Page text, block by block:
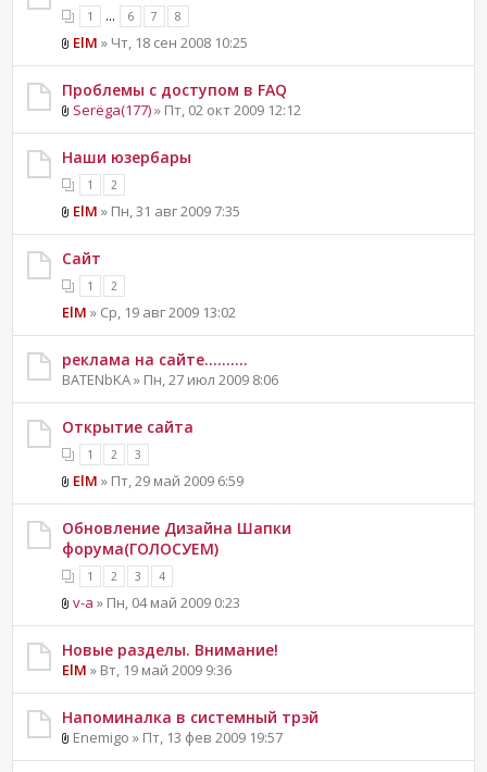
1 ... 6 7 8
ElM » Чт, 18 сен 2008 10:25
Проблемы с доступом в FAQ
Serёga(177)» Пт, 02 окт 2009 12:12
Наши юзербары
1 2
ElM » Пн, 31 авг 2009 7:35
Сайт
1 2
ElM » Ср, 19 авг 2009 13:02
реклама на сайте..........
BATENbKA » Пн, 27 июл 2009 8:06
Открытие сайта
1 2 3
ElM » Пт, 29 май 2009 6:59
Обновление Дизайна Шапки
форума(ГОЛОСУЕМ)
1 2 3 4
v-a » Пн, 04 май 2009 0:23
Новые разделы. Внимание!
ElM » Вт, 19 май 2009 9:36
Напоминалка в системный трэй
Enemigo » Пт, 13 фев 2009 19:57